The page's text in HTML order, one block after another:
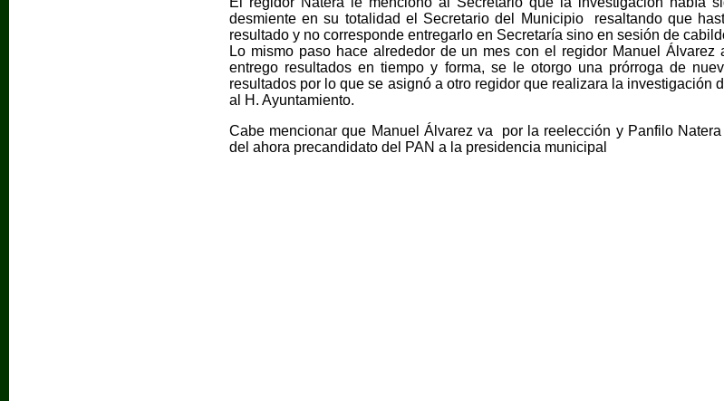
desmiente en su totalidad el Secretario del Municipio resaltando que
resultado y no corresponde entregarlo en Secretaría sino en sesión de
Lo mismo paso hace alrededor de un mes con el regidor Manuel
entrego resultados en tiempo y forma, se le otorgo una prórroga de
resultados por lo que se asignó a otro regidor que realizara la investigación
al H. Ayuntamiento.
Cabe mencionar que Manuel Álvarez va por la reelección y Panfilo
del ahora precandidato del PAN a la presidencia municipal